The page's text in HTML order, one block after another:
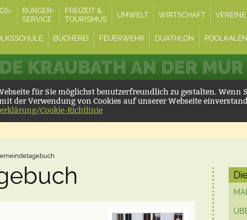
BÜRGER-
SERVICE
FREIZEIT &
TOURISMUS
UMWELT WIRTSCHAFT VEREINE
BÜCHEREI FEUERWEHR DUATHLON
KRAUBATH AN DER MUR
für Sie möglichst benutzerfreundlich zu gestalten. Wenn
der Verwendung von Cookies auf unserer Webseite
Cookie-Richtlinie